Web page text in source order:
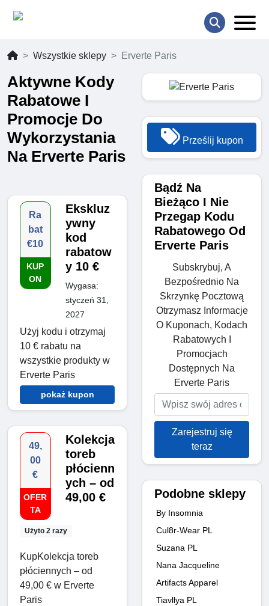
Wszystkie sklepy Erverte Paris
Aktywne Kody
Rabatowe I
Promocje Do
Wykorzystania
Na Erverte Paris
Ra
bat
€10
KUP
ON
Ekskluz
ywny
kod
rabatow
y 10 €
Wygasa:
styczeń 31,
2027
Użyj kodu i otrzymaj
10 € rabatu na
wszystkie produkty w
Erverte Paris
pokaż kupon
49,
00
€
OFER
TA
Użyto 2 razy
Kolekcja
toreb
płócienn
ych – od
49,00 €
KupKolekcja toreb
płóciennych – od
49,00 € w Erverte
Paris
Prześlij kupon
Bądź Na
Bieżąco I Nie
Przegap Kodu
Rabatowego Od
Erverte Paris
Subskrybuj, A
Bezpośrednio Na
Skrzynkę Pocztową
Otrzymasz Informacje
O Kuponach, Kodach
Rabatowych I
Promocjach
Dostępnych Na
Erverte Paris
Zarejestruj się
teraz
Podobne sklepy
By Insomnia
Cul8r-Wear PL
Suzana PL
Nana Jacqueline
Artifacts Apparel
Tiavllya PL